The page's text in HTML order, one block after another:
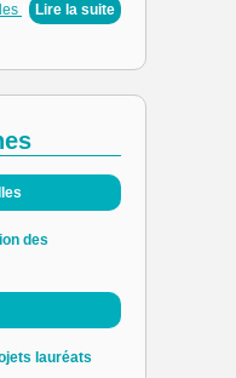
Lire la suite
des
lauréats